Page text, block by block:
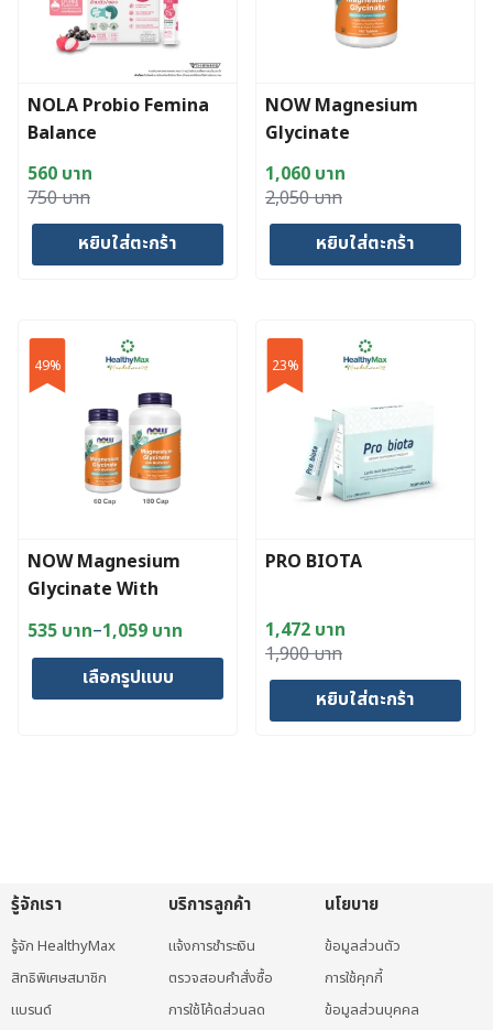
NOLA Probio Femina
Balance
750บาท
Original
price
560 บาท
Current
price
หยิบใส่ตะกร้า
NOW Magnesium
Glycinate
2,050บาท
Original
price
1,060 บาท
Current
price
หยิบใส่ตะกร้า
49%
NOW Magnesium
Glycinate With
Bioprene
535 บาท–1,059 บาท
Price
range:
535 บาท
เลือกรูปแบบ
options
may
be
chosen
on
23%
PRO BIOTA
1,900บาท
Original
price
1,472 บาท
Current
price
หยิบใส่ตะกร้า
รู้จักเรา
รู้จัก HealthyMax
สิทธิพิเศษสมาชิก
แบรนด์
บริการลูกค้า
แจ้งการชำระเงิน
ตรวจสอบคำสั่งซื้อ
การใช้โค้ดส่วนลด
นโยบาย
ข้อมูลส่วนตัว
การใช้คุกกี้
ข้อมูลส่วนบุคคล